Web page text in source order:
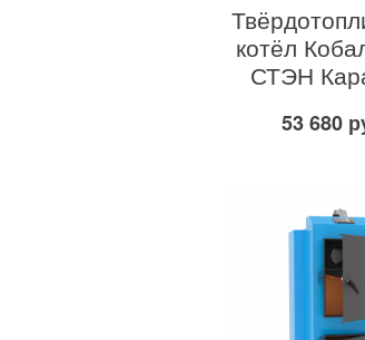
котёл
СТЭН
53 680